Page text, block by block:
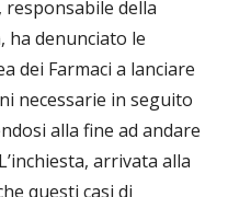
, responsabile della
ha denunciato le
dei Farmaci a lanciare
necessarie in seguito
alla fine ad andare
arrivata alla
questi casi di